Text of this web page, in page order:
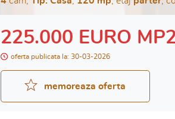
225.000 EURO
oferta publicata la: 30-03-2026
memoreaza oferta